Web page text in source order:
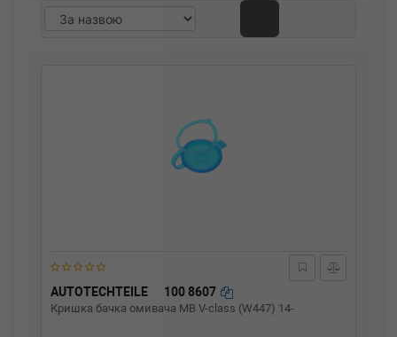
AUTOTECHTEILE 100 8607
Кришка бачка омивача MB V-class (W447) 14-